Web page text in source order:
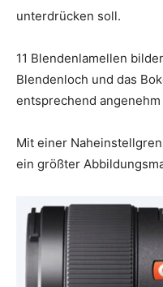
unterdrücken soll.
11 Blendenlamellen
Blendenloch und das
entsprechend
Mit einer
ein größter